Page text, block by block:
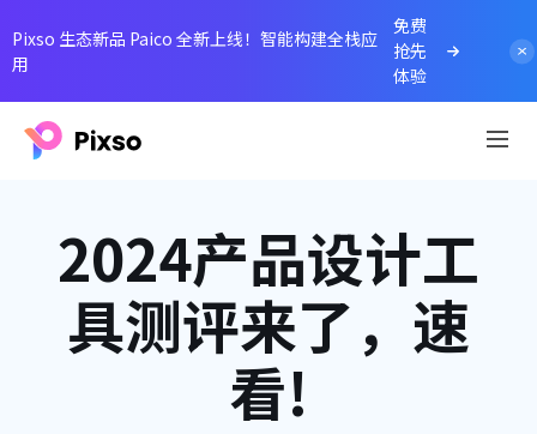
Pixso 生态新品 Paico 全新上线！智能构建全栈应
用
免费
抢先
体验
2024产品设计工
具测评来了，速
看!